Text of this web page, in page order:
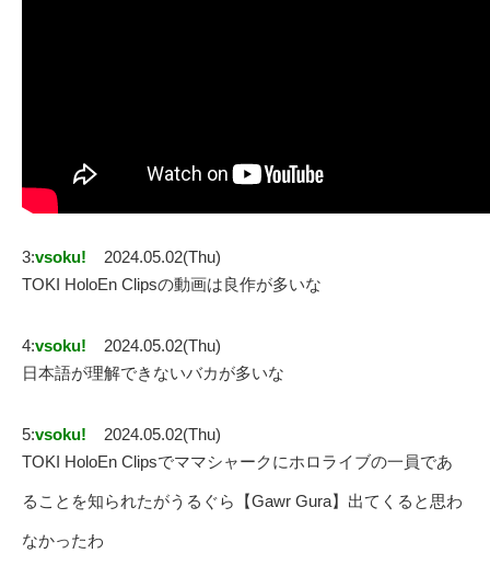
3:vsoku!
2024.05.02(Thu)
TOKI HoloEn Clipsの動画は良作が多いな
4:vsoku!
2024.05.02(Thu)
日本語が理解できないバカが多いな
5:vsoku!
2024.05.02(Thu)
TOKI HoloEn Clipsでママシャークにホロライブの一員であ
ることを知られたがうるぐら【Gawr Gura】出てくると思わ
なかったわ